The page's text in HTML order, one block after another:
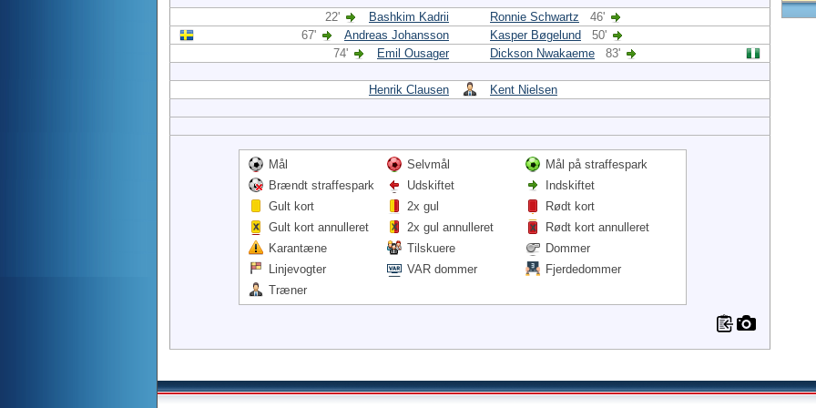
22' Bashkim Kadrii Ronnie Schwartz
46'
67'
Andreas Johansson Kasper Bøgelund
50'
74'
Emil Ousager Dickson Nwakaeme 83'
Henrik Clausen Kent Nielsen
Mål Selvmål
Mål på straffespark
Brændt straffespark
Udskiftet
Indskiftet
Gult kort
2x gul
Rødt kort
Gult kort annulleret
2x gul annulleret
Rødt kort annulleret
Karantæne
Tilskuere
Dommer
Linjevogter
VAR dommer
Fjerdedommer
Træner